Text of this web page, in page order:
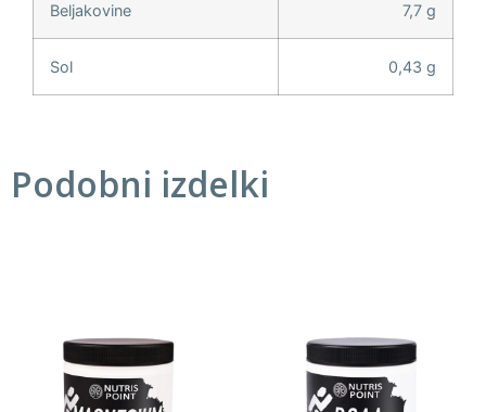
Beljakovine 7,7 g
Sol 0,43 g
Podobni izdelki